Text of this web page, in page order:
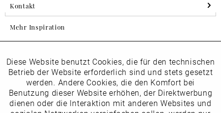
Kontakt
Mehr Inspiration
Folgen Sie uns auf Instagram
horsch_schuhe
Funktionale Aktiv
Marketing Inaktiv
Diese Website benutzt Cookies, die für den technischen
Betrieb der Website erforderlich sind und stets gesetzt
werden. Andere Cookies, die den Komfort bei
Benutzung dieser Website erhöhen, der Direktwerbung
dienen oder die Interaktion mit anderen Websites und